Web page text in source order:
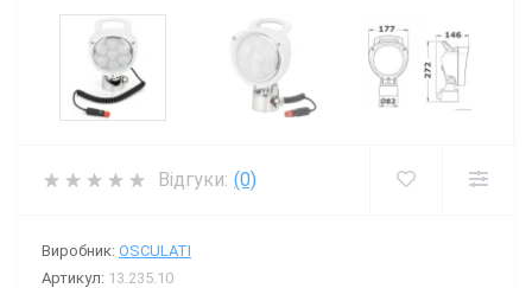
Відгуки: (0)
Виробник: OSCULATI
Артикул: 13.235.10